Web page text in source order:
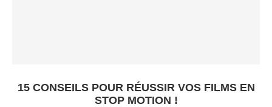
15 CONSEILS POUR RÉUSSIR VOS FILMS EN
STOP MOTION !